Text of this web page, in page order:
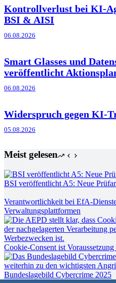
Kontrollverlust bei KI-
BSI & AISI
06.08.2026
Smart Glasses und
veröffentlicht
06.08.2026
Widerspruch gegen KI-
05.08.2026
Meist gelesen
BSI veröffentlicht A5: Neue
Verantwortlichkeit bei EfA-
Verwaltungsplattformen
Cookie-Consent ist
Bundeslagebild Cybercrime 2025